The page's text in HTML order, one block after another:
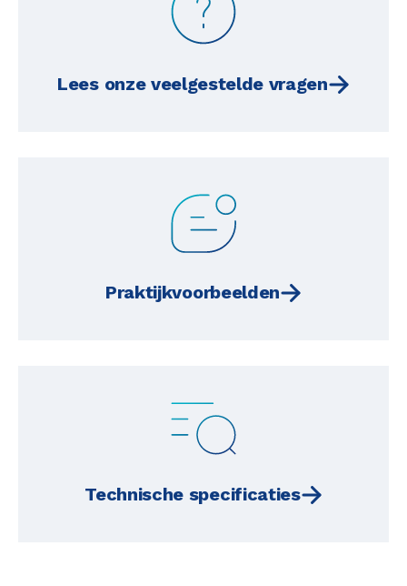
Lees onze veelgestelde vragen
Praktijkvoorbeelden
Technische specificaties